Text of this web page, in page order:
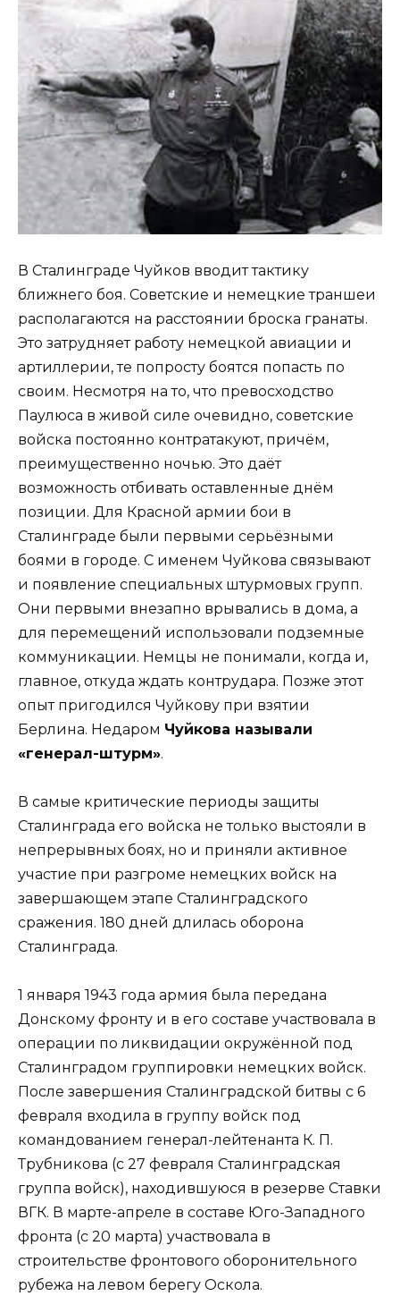
В Сталинграде Чуйков вводит тактику
ближнего боя. Советские и немецкие траншеи
располагаются на расстоянии броска гранаты.
Это затрудняет работу немецкой авиации и
артиллерии, те попросту боятся попасть по
своим. Несмотря на то, что превосходство
Паулюса в живой силе очевидно, советские
войска постоянно контратакуют, причём,
преимущественно ночью. Это даёт
возможность отбивать оставленные днём
позиции. Для Красной армии бои в
Сталинграде были первыми серьёзными
боями в городе. С именем Чуйкова связывают
и появление специальных штурмовых групп.
Они первыми внезапно врывались в дома, а
для перемещений использовали подземные
коммуникации. Немцы не понимали, когда и,
главное, откуда ждать контрудара. Позже этот
опыт пригодился Чуйкову при взятии
Берлина. Недаром Чуйкова называли
«генерал-штурм».
В самые критические периоды защиты
Сталинграда его войска не только выстояли в
непрерывных боях, но и приняли активное
участие при разгроме немецких войск на
завершающем этапе Сталинградского
сражения. 180 дней длилась оборона
Сталинграда.
1 января 1943 года армия была передана
Донскому фронту и в его составе участвовала в
операции по ликвидации окружённой под
Сталинградом группировки немецких войск.
После завершения Сталинградской битвы с 6
февраля входила в группу войск под
командованием генерал-лейтенанта К. П.
Трубникова (с 27 февраля Сталинградская
группа войск), находившуюся в резерве Ставки
ВГК. В марте-апреле в составе Юго-Западного
фронта (с 20 марта) участвовала в
строительстве фронтового оборонительного
рубежа на левом берегу Оскола.